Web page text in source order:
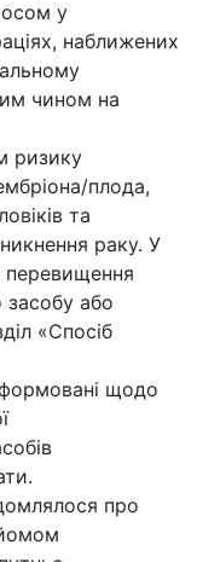
у
наближених
чином на
ризику
плода,
та
раку. У
перевищення
засобу або
«Спосіб
щодо
про